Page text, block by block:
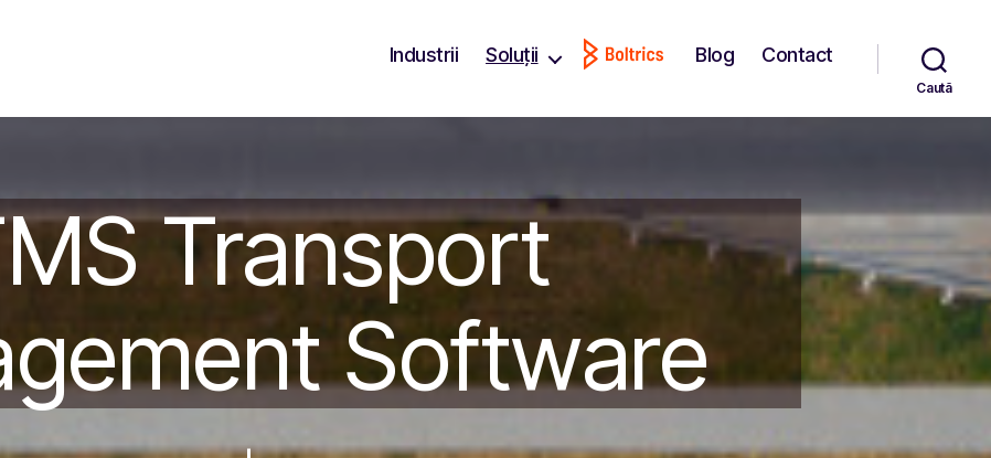
Industrii Soluții Blog Contact
Caută
Transport
Software